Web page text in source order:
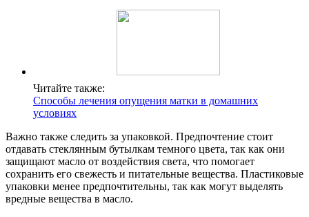
Читайте также:
Способы лечения опущения матки в домашних
условиях
Важно также следить за упаковкой. Предпочтение стоит
отдавать стеклянным бутылкам темного цвета, так как они
защищают масло от воздействия света, что помогает
сохранить его свежесть и питательные вещества. Пластиковые
упаковки менее предпочтительны, так как могут выделять
вредные вещества в масло.